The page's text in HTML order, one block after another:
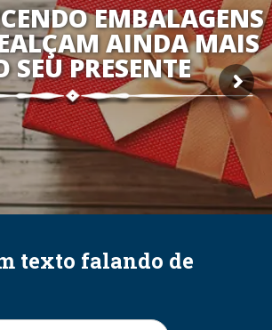
EMBALAGENS
AINDA MAIS
SEU PRESENTE
texto falando de